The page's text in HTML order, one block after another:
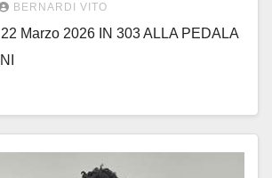
BERNARDI VITO
Marzo 2026 IN 303 ALLA PEDALA